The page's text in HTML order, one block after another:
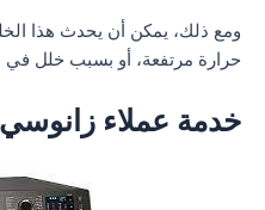
ومع ذلك، يمكن أن يحدث هذا
حرارة مرتفعة، أو بسبب خلل
خدمة عملاء